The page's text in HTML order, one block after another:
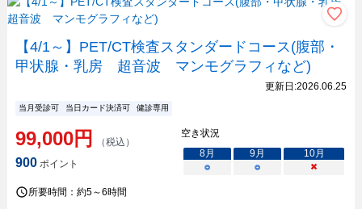
【4/1～】PET/CT検査スタンダードコース(腹部・
甲状腺・乳房 超音波 マンモグラフィなど)
更新日:2026.06.25
当月受診可 当日カード決済可 健診専用
99,000円 （税込）
900ポイント
空き状況
8月 9月 10月
○
○ ×
所要時間： 約5～6時間